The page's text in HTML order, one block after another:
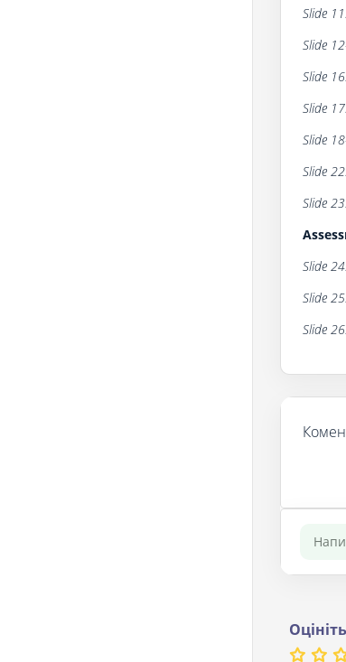
Slide 11.
Slide
Slide 16.
Slide 17.
Slide
Slide 22.
Slide 23.
Slide 24.
Slide 25.
Slide 26.